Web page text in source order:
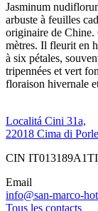
Jasminum
arbuste à feuilles
originaire de Chine.
mètres. Il fleurit en
à six pétales,
tripennées et vert
floraison hivernale
Localitá Cini 31a,
22018 Cima di
CIN
Email
info@san-marco-
Tous les contacts